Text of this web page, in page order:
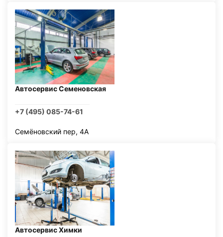
Автосервис Семеновская
+7 (495) 085-74-61
Семёновский пер, 4А
Автосервис Химки